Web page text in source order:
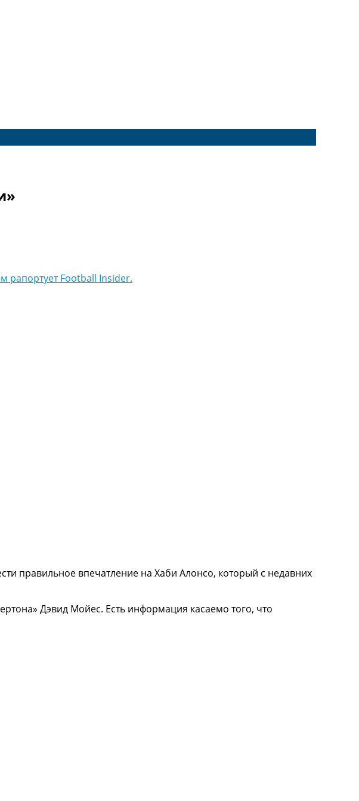
рапортует Football Insider.
правильное впечатление на Хаби Алонсо, который с недавних
Дэвид Мойес. Есть информация касаемо того, что